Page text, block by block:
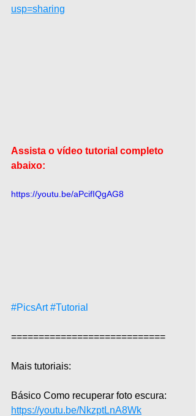
usp=sharing
Assista o vídeo tutorial completo
abaixo:
https://youtu.be/aPcifIQgAG8
#PicsArt #Tutorial
============================
Mais tutoriais:
Básico Como recuperar foto escura:
https://youtu.be/NkzptLnA8Wk